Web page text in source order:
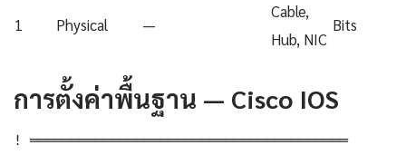
1 Physical —
Cable,
Hub, NIC
Bits
การตั้งค่าพื้นฐาน — Cisco IOS
! ═══════════════════════════════════════